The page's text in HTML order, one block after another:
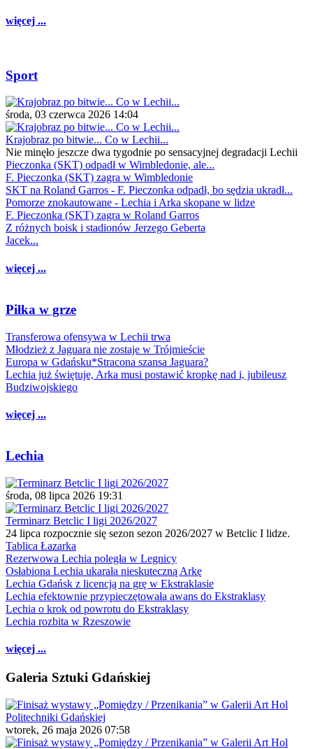
więcej ...
Sport
środa, 03 czerwca 2026 14:04
Krajobraz po bitwie... Co w Lechii...
Nie minęło jeszcze dwa tygodnie po sensacyjnej degradacji Lechii
Pieczonka (SKT) odpadł w Wimbledonie, ale...
F. Pieczonka (SKT) zagra w Wimbledonie
SKT na Roland Garros - F. Pieczonka odpadł, bo sędzia ukradł...
Pomorze znokautowane - Lechia i Arka skopane w lidze
F. Pieczonka (SKT) zagra w Roland Garros
Z różnych boisk i stadionów Jerzego Geberta
Jacek...
więcej ...
Piłka w grze
Transferowa ofensywa w Lechii trwa
Młodzież z Jaguara nie zostaje w Trójmieście
Europa w Gdańsku*Stracona szansa Jaguara?
Lechia już świętuje, Arka musi postawić kropkę nad i, jubileusz
Budziwojskiego
więcej ...
Lechia
środa, 08 lipca 2026 19:31
Terminarz Betclic I ligi 2026/2027
24 lipca rozpocznie się sezon sezon 2026/2027 w Betclic I lidze.
Tablica Łazarka
Rezerwowa Lechia poległa w Legnicy
Osłabiona Lechia ukarała nieskuteczną Arkę
Lechia Gdańsk z licencją na grę w Ekstraklasie
Lechia efektownie przypieczętowała awans do Ekstraklasy
Lechia o krok od powrotu do Ekstraklasy
Lechia rozbita w Rzeszowie
więcej ...
Galeria Sztuki Gdańskiej
wtorek, 26 maja 2026 07:58